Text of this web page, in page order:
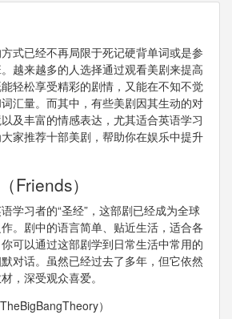
式已经不再局限于死记硬背单词或是参
越来越多的人选择通过观看美剧来提高
轻松享受精彩的剧情，又能在不知不觉
汇量。而其中，有些美剧因其生动的对
及丰富的情感表达，尤其适合英语学习
家推荐十部美剧，帮助你在娱乐中提升
Friends）
学习者的“圣经”，这部剧已经成为全球
。剧中的语言简单、贴近生活，适合各
可以通过这部剧学到日常生活中常用的
对话。虽然已经过去了多年，但它依然
，深受观众喜爱。
）